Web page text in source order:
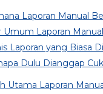
Laporan Manual
Umum Laporan Manual
Laporan yang Biasa
Dulu Dianggap
Utama Laporan